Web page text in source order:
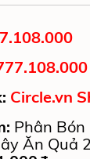
Circle.vn
Phân
Ăn Quả